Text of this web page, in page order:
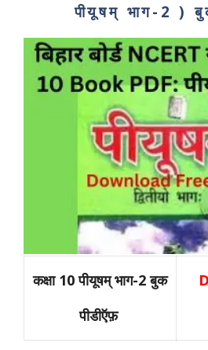
पीयूषम् भाग-2 )
कक्षा 10 पीयूषम् भाग-2 बुक
पीडीऍफ़